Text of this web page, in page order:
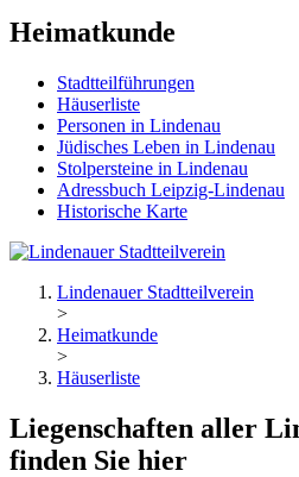
Heimatkunde
Stadtteilführungen
Häuserliste
Personen in Lindenau
Jüdisches Leben in Lindenau
Stolpersteine in Lindenau
Adressbuch Leipzig-Lindenau
Historische Karte
Lindenauer Stadtteilverein
>
Heimatkunde
>
Häuserliste
Liegenschaften aller
finden Sie hier